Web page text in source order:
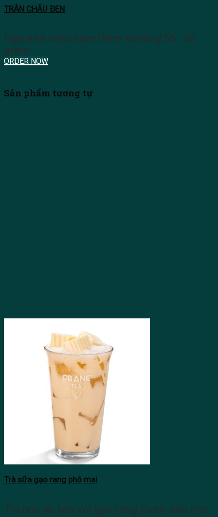
TRÂN CHÂU ĐEN
Hộp trân châu kèm thêm khoảng 55 - 60
gram
ORDER NOW
Sản phẩm tương tự
Trà sữa gạo rang phô mai
Trà hoa lài hòa với gạo rang thơm, béo nhẹ,